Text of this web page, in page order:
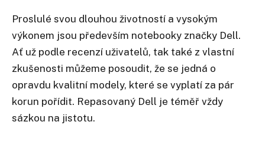
Proslulé svou dlouhou životností a vysokým
výkonem jsou především notebooky značky Dell.
Ať už podle recenzí uživatelů, tak také z vlastní
zkušenosti můžeme posoudit, že se jedná o
opravdu kvalitní modely, které se vyplatí za pár
korun pořídit. Repasovaný Dell je téměř vždy
sázkou na jistotu.